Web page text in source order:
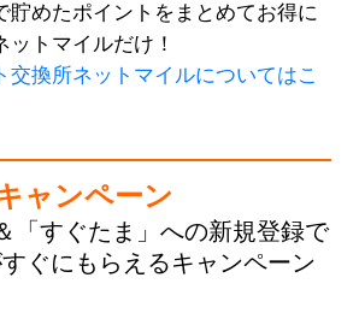
貯めたポイントをまとめてお得に
トマイルだけ！
交換所ネットマイルについてはこ
ャンペーン
「すぐたま」への新規登録で
ぐにもらえるキャンペーン